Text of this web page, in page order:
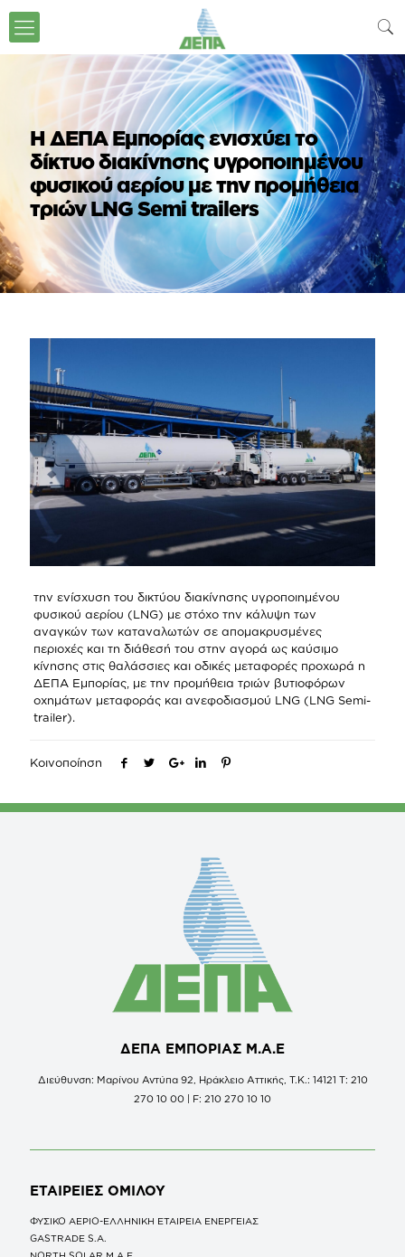
Η ΔΕΠΑ Εμπορίας ενισχύει το
δίκτυο διακίνησης υγροποιημένου
φυσικού αερίου με την προμήθεια
τριών LNG Semi trailers
την ενίσχυση του δικτύου διακίνησης υγροποιημένου
φυσικού αερίου (LNG) με στόχο την κάλυψη των
αναγκών των καταναλωτών σε απομακρυσμένες
περιοχές και τη διάθεσή του στην αγορά ως καύσιμο
κίνησης στις θαλάσσιες και οδικές μεταφορές προχωρά η
ΔΕΠΑ Εμπορίας, με την προμήθεια τριών βυτιοφόρων
οχημάτων μεταφοράς και ανεφοδιασμού LNG (LNG Semi-
trailer).
Κοινοποίηση
ΔΕΠΑ ΕΜΠΟΡΙΑΣ Μ.Α.Ε
Διεύθυνση: Μαρίνου Αντύπα 92, Ηράκλειο Αττικής, Τ.Κ.: 14121 Τ: 210
270 10 00 | F: 210 270 10 10
ΕΤΑΙΡΕΙΕΣ ΟΜΙΛΟΥ
ΦΥΣΙΚΟ ΑΕΡΙΟ-ΕΛΛΗΝΙΚΗ ΕΤΑΙΡΕΙΑ ΕΝΕΡΓΕΙΑΣ
GASTRADE S.A.